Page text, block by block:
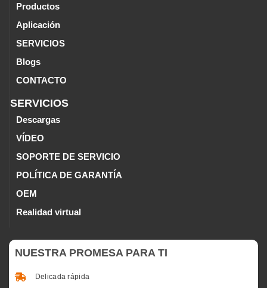
Productos
Aplicación
SERVICIOS
Blogs
CONTACTO
SERVICIOS
Descargas
VÍDEO
SOPORTE DE SERVICIO
POLÍTICA DE GARANTÍA
OEM
Realidad virtual
NUESTRA PROMESA PARA TI
Delicada rápida